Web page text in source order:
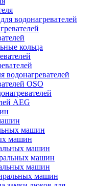
водонагревателей
кольца
водонагревателей
OSO
AEG
машин
машин
машин
машин
машин
машин